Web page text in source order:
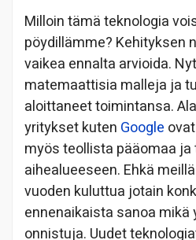
Milloin tämä teknologia
pöydillämme? Kehityksen
vaikea ennalta arvioida.
matemaattisia malleja ja
aloittaneet toimintansa.
yritykset kuten Google
myös teollista pääomaa
aihealueeseen. Ehkä
vuoden kuluttua jotain
ennenaikaista sanoa mikä
onnistuja. Uudet